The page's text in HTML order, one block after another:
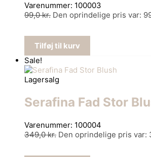
Varenummer: 100003
99,0kr. Den oprindelige pris var:
Tilføj til kurv
Sale!
Lagersalg
Serafina Fad Stor
Varenummer: 100004
349,0kr. Den oprindelige pris var: